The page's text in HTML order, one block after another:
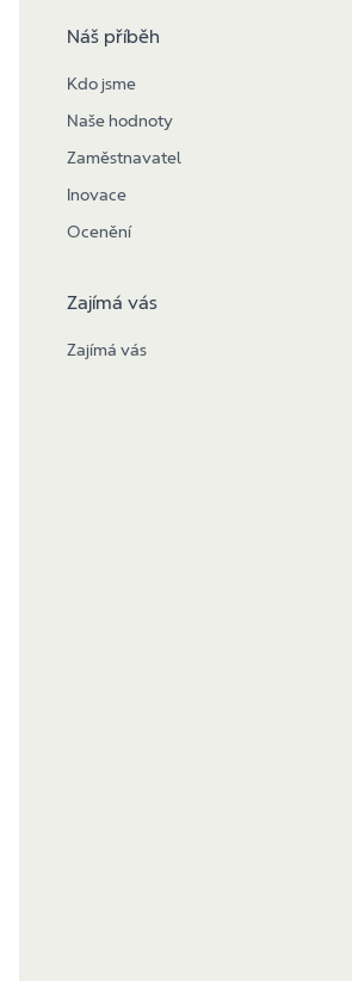
Náš příběh
Kdo jsme
Naše hodnoty
Zaměstnavatel
Inovace
Ocenění
Zajímá vás
Zajímá vás